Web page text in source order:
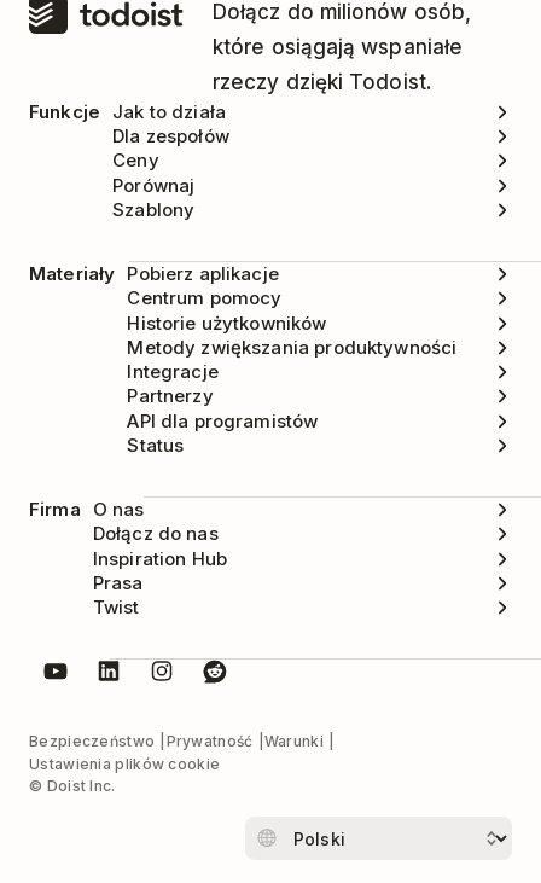
Powyższe ceny odzwierciedlają stawki
globalne. W wybranych krajach, takich
jak Brazylia, Meksyk, Indie, Turcja,
Polska, Republika Południowej Afryki,
Japonia i Czechy, stosujemy również
ceny lokalne. Ceny lokalne
wprowadzane są stopniowo, dlatego
w tych regionach mogą się one różnić
od cen globalnych.
Dołącz do milionów osób,
które osiągają wspaniałe
rzeczy dzięki Todoist.
Funkcje
Jak to działa
Dla zespołów
Ceny
Porównaj
Szablony
Materiały Pobierz aplikacje
Centrum pomocy
Historie użytkowników
Metody zwiększania produktywności
Integracje
Partnerzy
API dla programistów
Status
Firma
O nas
Dołącz do nas
Inspiration Hub
Prasa
Twist
Bezpieczeństwo Prywatność
Warunki
Ustawienia plików cookie
© Doist Inc.